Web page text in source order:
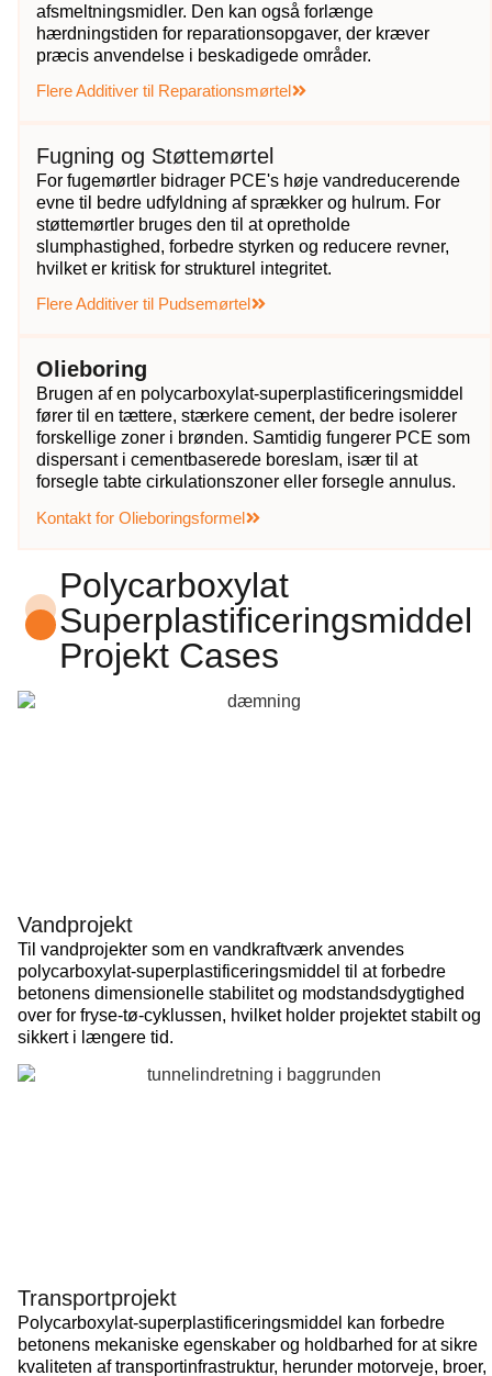
afsmeltningsmidler. Den kan også forlænge
hærdningstiden for reparationsopgaver, der kræver
præcis anvendelse i beskadigede områder.
Flere Additiver til Reparationsmørtel
Fugning og Støttemørtel
For fugemørtler bidrager PCE's høje vandreducerende
evne til bedre udfyldning af sprækker og hulrum. For
støttemørtler bruges den til at opretholde
slumphastighed, forbedre styrken og reducere revner,
hvilket er kritisk for strukturel integritet.
Flere Additiver til Pudsemørtel
Olieboring
Brugen af en polycarboxylat-superplastificeringsmiddel
fører til en tættere, stærkere cement, der bedre isolerer
forskellige zoner i brønden. Samtidig fungerer PCE som
dispersant i cementbaserede boreslam, især til at
forsegle tabte cirkulationszoner eller forsegle annulus.
Kontakt for Olieboringsformel
Polycarboxylat
Superplastificeringsmiddel
Projekt Cases
Vandprojekt
Til vandprojekter som en vandkraftværk anvendes
polycarboxylat-superplastificeringsmiddel til at forbedre
betonens dimensionelle stabilitet og modstandsdygtighed
over for fryse-tø-cyklussen, hvilket holder projektet stabilt og
sikkert i længere tid.
Transportprojekt
Polycarboxylat-superplastificeringsmiddel kan forbedre
betonens mekaniske egenskaber og holdbarhed for at sikre
kvaliteten af transportinfrastruktur, herunder motorveje, broer,